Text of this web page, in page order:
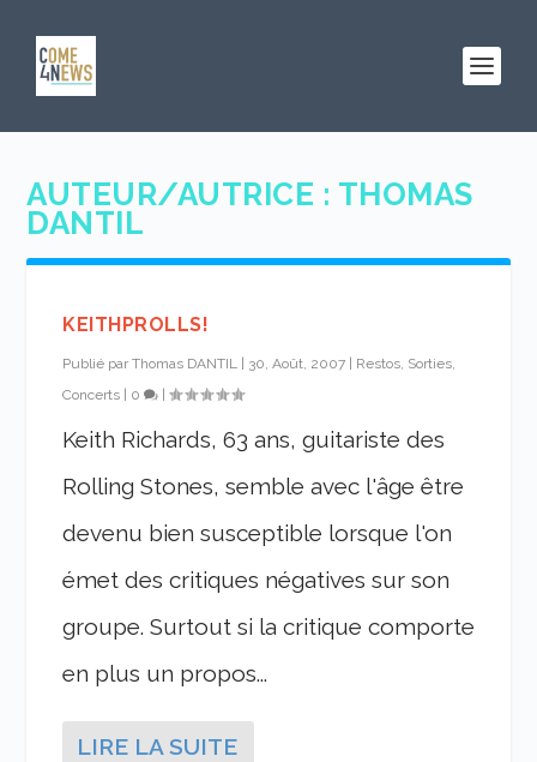
AUTEUR/AUTRICE : THOMAS
DANTIL
KEITHPROLLS!
Publié parThomas DANTIL 30, Août, 2007
Restos, Sorties,
Concerts
0 |
Keith Richards, 63 ans, guitariste des
Rolling Stones, semble avec l'âge être
devenu bien susceptible lorsque l'on
émet des critiques négatives sur son
groupe. Surtout si la critique comporte
en plus un propos...
LIRE LA SUITE